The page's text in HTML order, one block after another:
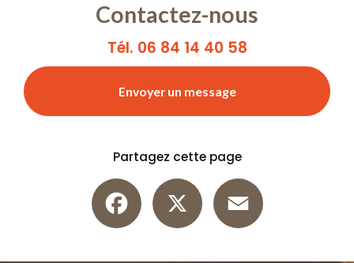
Contactez-nous
Tél. 06 84 14 40 58
Envoyer un message
Partagez cette page
Facebook